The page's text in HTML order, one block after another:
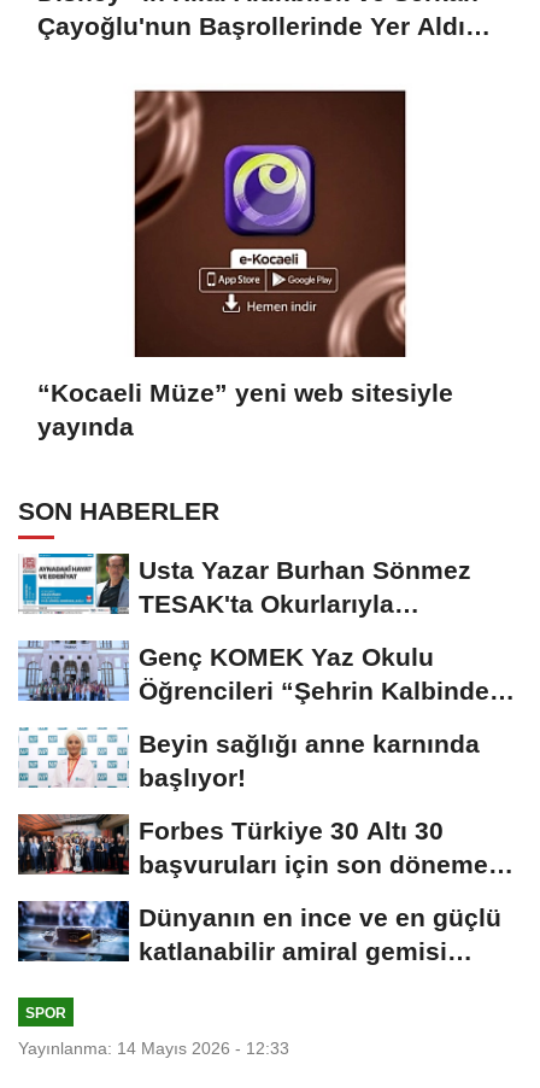
Çayoğlu'nun Başrollerinde Yer Aldığı
Merak Uyandıran İlk Tanıtımı
Yayımlandı
“Kocaeli Müze” yeni web sitesiyle
yayında
SON HABERLER
Usta Yazar Burhan Sönmez
TESAK'ta Okurlarıyla
Genç KOMEK Yaz Okulu
Öğrencileri “Şehrin Kalbinde
Beyin sağlığı anne karnında
başlıyor!
Forbes Türkiye 30 Altı 30
başvuruları için son dönemece
Dünyanın en ince ve en güçlü
katlanabilir amiral gemisi
SPOR
Yayınlanma: 14 Mayıs 2026 - 12:33